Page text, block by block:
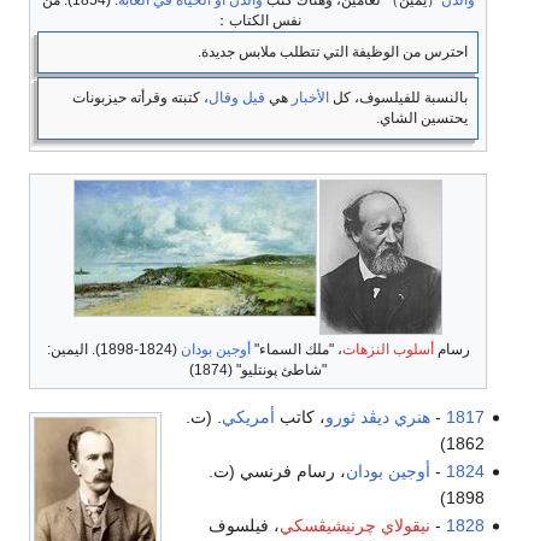
نفس الكتاب：
احترس من الوظيفة التي تتطلب ملابس جديدة.
بالنسبة للفيلسوف، كل الأخبار هي قيل وقال، كتبته وقرأته حيزبونات
يحتسين الشاي.
رسام أسلوب النزهات، "ملك السماء" أوجين بودان
(1824-1898). اليمين:
"شاطئ پونتليو" (1874)
1817
-هنري ديڤد ثورو، كاتب أمريكي . (ت.
1862)
1824
- أوجين بودان، رسام فرنسي (ت.
1898)
1828
- نيقولاي چرنيشيڤسكي، فيلسوف